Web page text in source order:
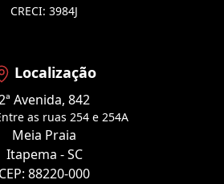
CRECI: 3984J
Localização
Avenida, 842
as ruas 254 e 254A
Meia Praia
Itapema - SC
CEP: 88220-000